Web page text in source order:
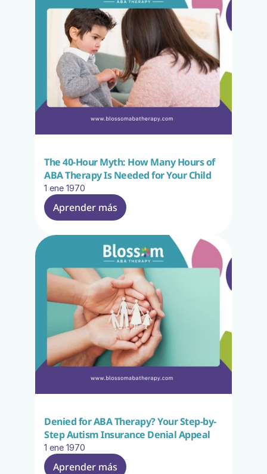
The 40-Hour Myth: How Many Hours of
ABA Therapy Is Needed for Your Child
1 ene 1970
Aprender más
Denied for ABA Therapy? Your Step-by-
Step Autism Insurance Denial Appeal
1 ene 1970
Aprender más